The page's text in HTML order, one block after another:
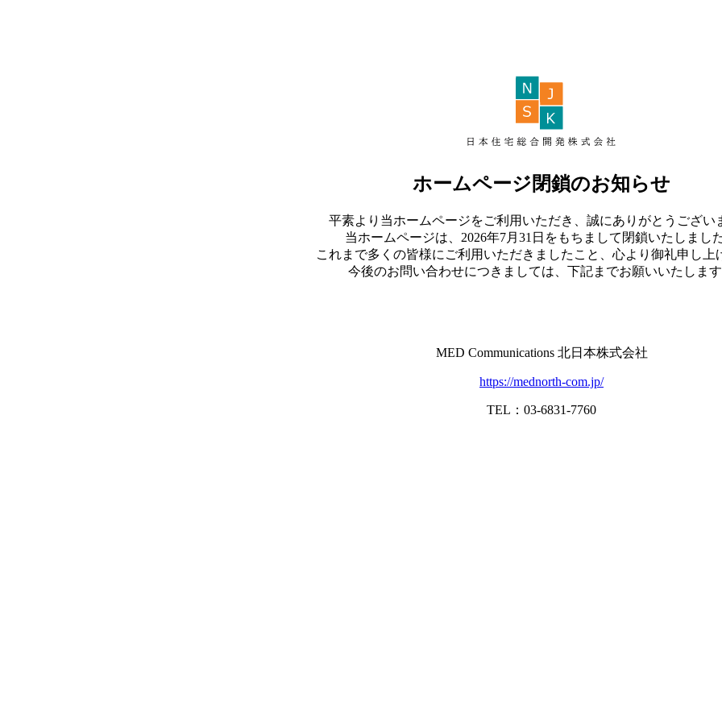
ホームページ閉鎖のお知らせ
平素より当ホームページをご利用いただき、誠にありがとうござい
当ホームページは、2026年7月31日をもちまして閉鎖いたしました
これまで多くの皆様にご利用いただきましたこと、心より御礼申し上
今後のお問い合わせにつきましては、下記までお願いいたします
MED Communications 北日本株式会社
https://mednorth-com.jp/
TEL：03-6831-7760